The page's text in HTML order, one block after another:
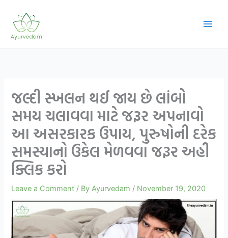
content
જલ્દી સ્ખલન થઈ જાય છે લાંબો
સમય ચલાવવા માટે જરૂર અપનાવો
આ અસરકારક ઉપાય, પુરુષોની દરેક
સમસ્યાનો ઉકેલ મેળવવા જરૂર અહી
ક્લિક કરો
Leave a Comment / ByAyurvedam / November 19, 2020